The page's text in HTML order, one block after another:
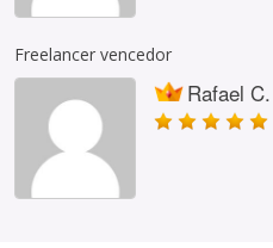
Freelancer vencedor
Rafael C.